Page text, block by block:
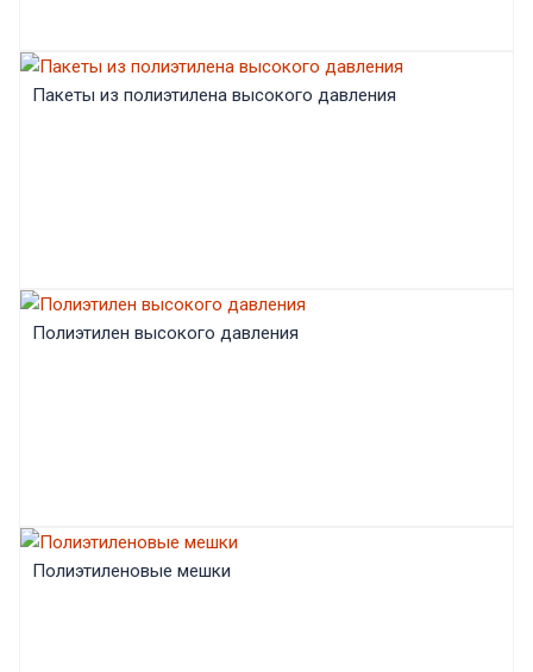
Пакеты из полиэтилена высокого давления
Полиэтилен высокого давления
Полиэтиленовые мешки